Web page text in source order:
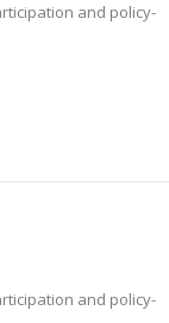
and policy-
and policy-